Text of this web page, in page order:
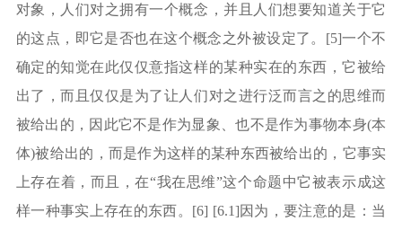
对象，人们对之拥有一个概念，并且人们想要知道关于它
的这点，即它是否也在这个概念之外被设定了。[5]一个不
确定的知觉在此仅仅意指这样的某种实在的东西，它被给
出了，而且仅仅是为了让人们对之进行泛而言之的思维而
被给出的，因此它不是作为显象、也不是作为事物本身(本
体)被给出的，而是作为这样的某种东西被给出的，它事实
上存在着，而且，在“我在思维”这个命题中它被表示成这
样一种事实上存在的东西。[6] [6.1]因为，要注意的是：当